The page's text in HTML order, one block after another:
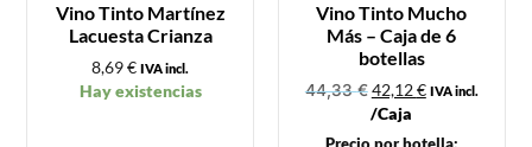
Vino Tinto Martínez
Lacuesta Crianza
8,69€ IVA incl.
Hay existencias
Vino Tinto Mucho
Más – Caja de 6
botellas
44,33€ 42,12€ IVA incl.
/Caja
Precio por botella: